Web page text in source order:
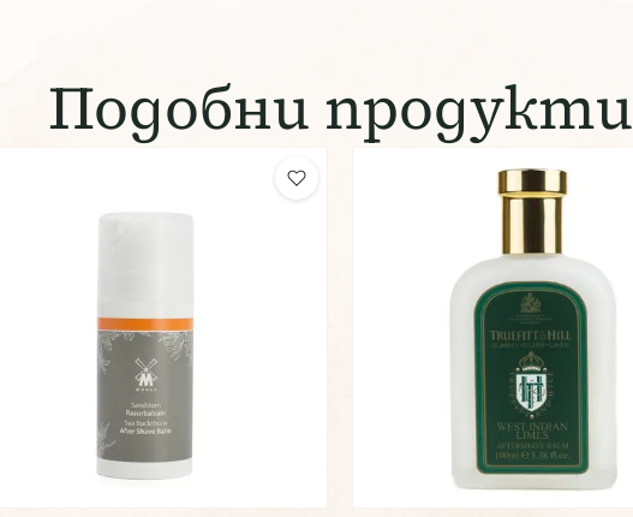
Подобни продукти